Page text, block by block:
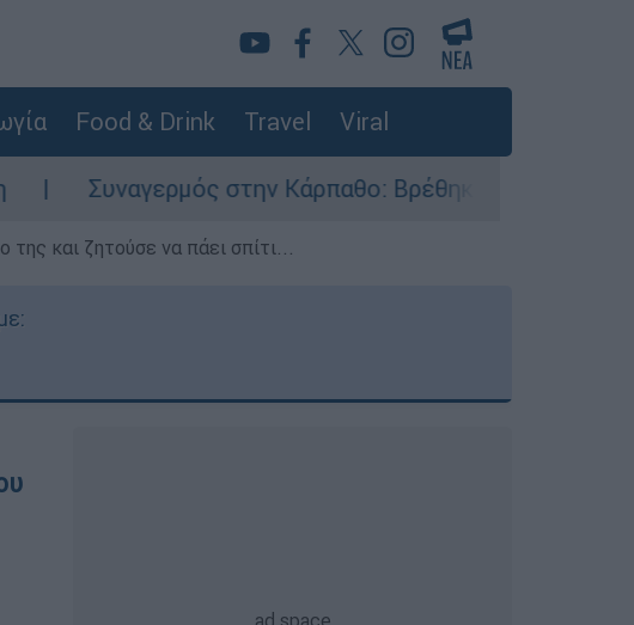
Food & Drink Travel Viral
στην Κάρπαθο: Βρέθηκαν παλιά πυρομαχικά στο
και ζητούσε να πάει σπίτι...